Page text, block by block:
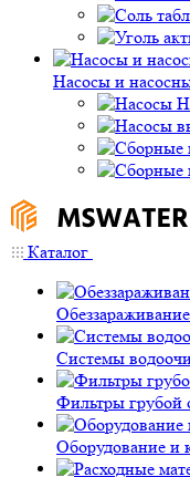
Насосы и
Каталог
Системы
Фильтры грубой
Оборудование и